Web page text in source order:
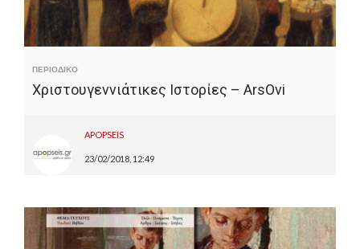
ΠΕΡΙΟΔΙΚΟ
Χριστουγεννιάτικες Ιστορίες – ArsOvi
APOPSEIS
23/02/2018, 12:49